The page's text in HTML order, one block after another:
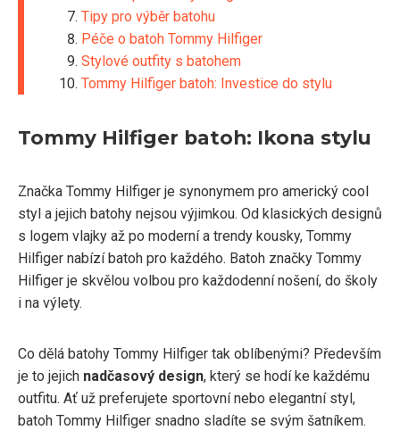
Tipy pro výběr batohu
Péče o batoh Tommy Hilfiger
Stylové outfity s batohem
Tommy Hilfiger batoh: Investice do stylu
Tommy Hilfiger batoh: Ikona stylu
Značka Tommy Hilfiger je synonymem pro americký cool
styl a jejich batohy nejsou výjimkou. Od klasických designů
s logem vlajky až po moderní a trendy kousky, Tommy
Hilfiger nabízí batoh pro každého. Batoh značky Tommy
Hilfiger je skvělou volbou pro každodenní nošení, do školy
i na výlety.
Co dělá batohy Tommy Hilfiger tak oblíbenými? Především
je to jejich nadčasový design, který se hodí ke každému
outfitu. Ať už preferujete sportovní nebo elegantní styl,
batoh Tommy Hilfiger snadno sladíte se svým šatníkem.